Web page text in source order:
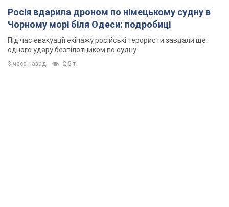
Росія вдарила дроном по німецькому судну в
Чорному морі біля Одеси: подробиці
Під час евакуації екіпажу російські терористи завдали ще
одного удару безпілотником по судну
3 часа назад 2,5 т.